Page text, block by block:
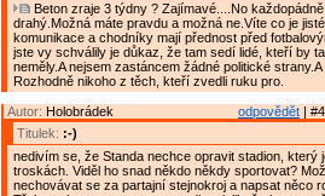
Beton zraje 3 týdny ? Zajímavé....No
drahý.Možná máte pravdu a možná ne.Víte co je
komunikace a chodníky mají přednost před
jste vy schválily je důkaz, že tam sedí lidé, kteří by
neměly.A nejsem zastáncem žádné politické
Rozhodně nikoho z těch, kteří zvedli ruku pro.
odpovědět |
Autor: Holobrádek
Titulek: :-)
nedivím se, že Standa nechce opravit stadion, který
troskách. Viděl ho snad někdo někdy sportovat?
nechovávat se za partajní stejnokroj a napsat něco